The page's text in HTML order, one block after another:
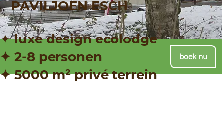
PAVILJOEN ESCH
✦ luxe design ecolodge ​
✦ 2‑8 personen ​
✦ 5000 m² privé terrein
boek nu